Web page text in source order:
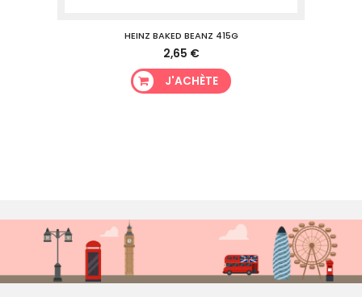
HEINZ BAKED BEANZ 415G
2,65 €
J'ACHÈTE